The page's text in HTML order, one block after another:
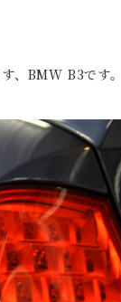
、BMW B3です。